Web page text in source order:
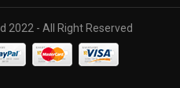
2022 - All Right Reserved